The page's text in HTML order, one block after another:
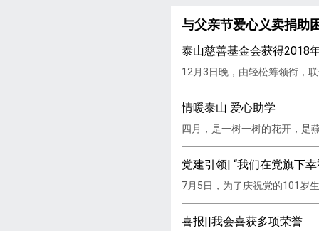
与父亲节爱心义卖捐助
泰山慈善基金会获得2018
12月3日晚，由轻松筹领衔，
情暖泰山 爱心助学
四月，是一树一树的花开，是
党建引领| “我们在党旗下
7月5日，为了庆祝党的101岁
喜报||我会喜获多项荣誉